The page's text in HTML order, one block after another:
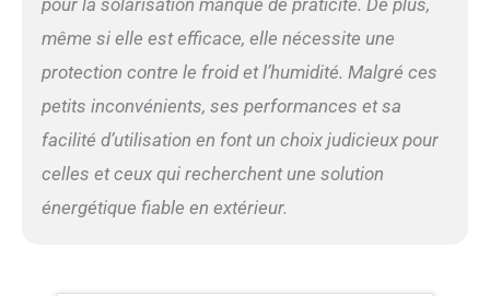
【Sécurité & Fiabilité
Supérieures】Le générateur
associée à des panneaux
solaires vérifiés, offre une
résistance exceptionnelle
aux chocs et une protection
contre les incendies,
pour la solarisation manque de praticité. De plus,
même si elle est efficace, elle nécessite une
protection contre le froid et l’humidité. Malgré ces
petits inconvénients, ses performances et sa
facilité d’utilisation en font un choix judicieux pour
celles et ceux qui recherchent une solution
énergétique fiable en extérieur.